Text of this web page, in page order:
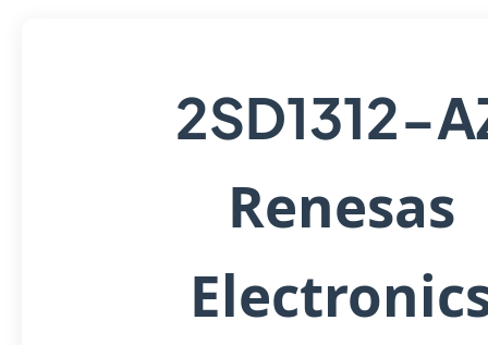
2SD1312-
Renesas